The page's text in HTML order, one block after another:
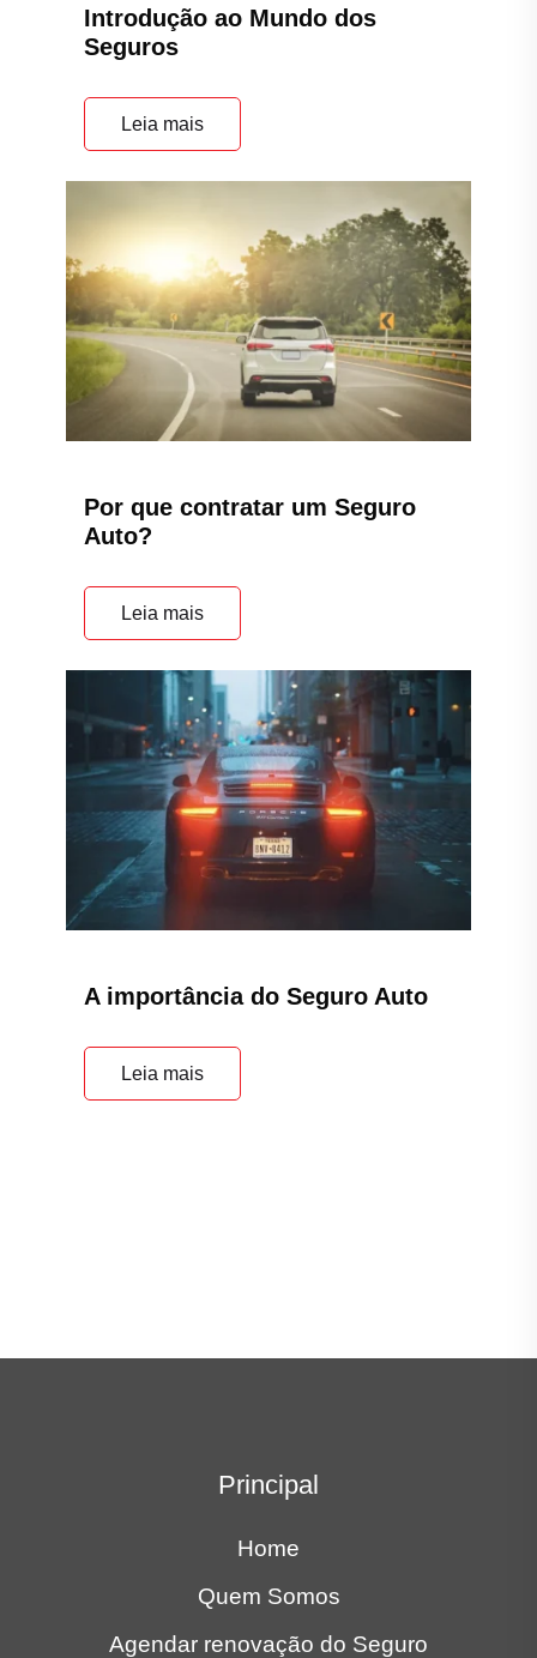
Introdução ao Mundo dos
Seguros
Leia mais
Por que contratar um Seguro
Auto?
Leia mais
A importância do Seguro Auto
Leia mais
Principal
Home
Quem Somos
Agendar renovação do Seguro